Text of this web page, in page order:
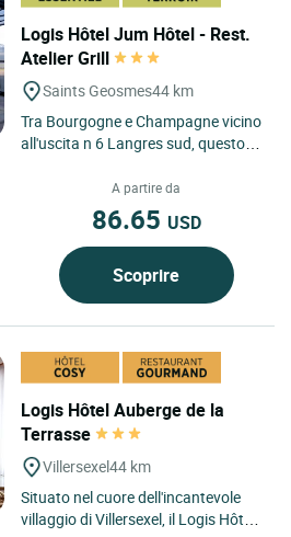
Logis Hôtel Jum Hôtel - Rest.
Atelier Grill
Saints Geosmes44 km
Tra Bourgogne e Champagne vicino
all'uscita n 6 Langres sud, questo
Saint Geosmes Potrete...
A partire da
86.65 USD
Scoprire
Logis Hôtel Auberge de la
Terrasse
Villersexel44 km
Situato nel cuore dell'incantevole
villaggio di Villersexel, il Logis Hôtel